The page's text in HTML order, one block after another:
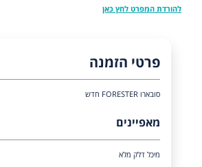
להורדת המפרט לחץ כאן
פרטי הזמנה
סובארו FORESTER חדש
מאפיינים
מיכל דלק מלא